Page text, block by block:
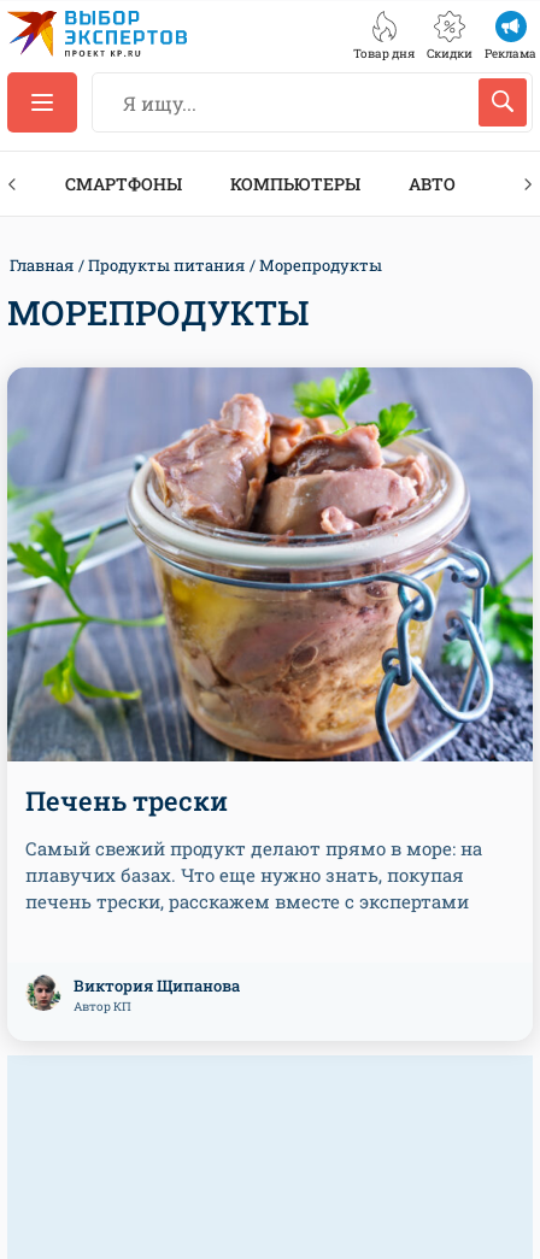
Товар дня Скидки Реклама
СМАРТФОНЫ КОМПЬЮТЕРЫ АВТО
Главная Продукты питания Морепродукты
МОРЕПРОДУКТЫ
Печень трески
Самый свежий продукт делают прямо в море: на
плавучих базах. Что еще нужно знать, покупая
печень трески, расскажем вместе с экспертами
Виктория Щипанова
Автор КП